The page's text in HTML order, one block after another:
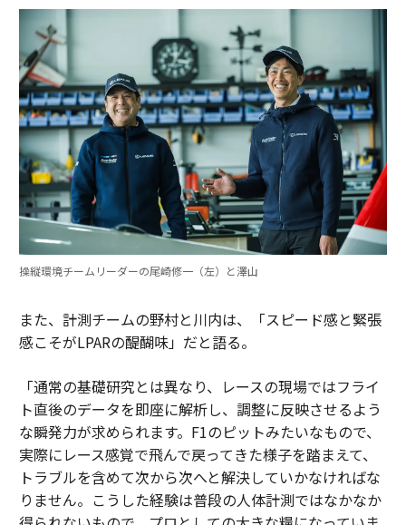
操縦環境チームリーダーの尾崎修一（左）と澤山
また、計測チームの野村と川内は、「スピード感と緊張
感こそがLPARの醍醐味」だと語る。
「通常の基礎研究とは異なり、レースの現場ではフライ
ト直後のデータを即座に解析し、調整に反映させるよう
な瞬発力が求められます。F1のピットみたいなもので、
実際にレース感覚で飛んで戻ってきた様子を踏まえて、
トラブルを含めて次から次へと解決していかなければな
りません。こうした経験は普段の人体計測ではなかなか